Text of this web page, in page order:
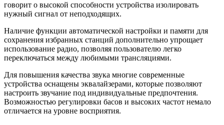
говорит о высокой способности устройства изолировать
нужный сигнал от неподходящих.
Наличие функции автоматической настройки и памяти для
сохранения избранных станций дополнительно упрощает
использование радио, позволяя пользователю легко
переключаться между любимыми трансляциями.
Для повышения качества звука многие современные
устройства оснащены эквалайзерами, которые позволяют
настроить звучание под индивидуальные предпочтения.
Возможностью регулировки басов и высоких частот немало
отличается на уровне восприятия.